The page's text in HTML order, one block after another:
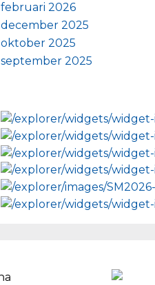
februari 2026
december 2025
oktober 2025
september 2025